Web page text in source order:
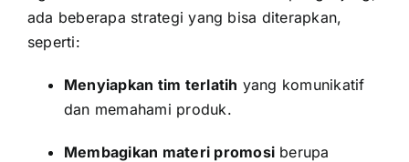
ada beberapa strategi yang bisa diterapkan,
seperti:
Menyiapkan tim terlatih yang komunikatif
dan memahami produk.
Membagikan materi promosi berupa